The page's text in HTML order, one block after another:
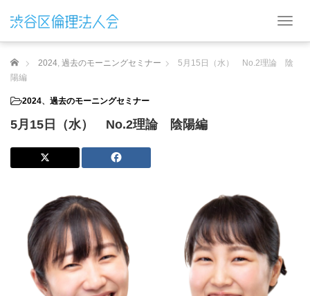
T
g
ホーム 2024, 過去のモーニングセミナー
5月15日（水） No.2理論 陰
陽編
2024、 過去のモーニングセミナー
5月15日（水） No.2理論 陰陽編